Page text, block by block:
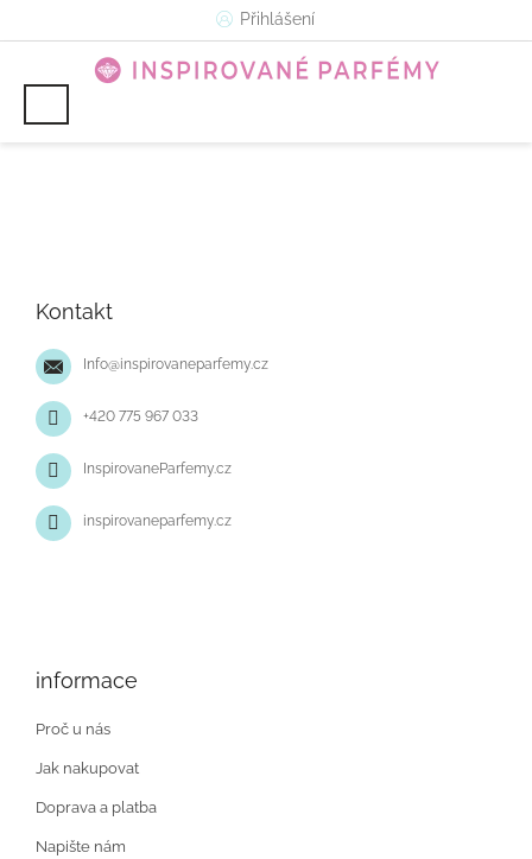
Přihlášení
Kontakt
Info@inspirovaneparfemy.cz
+420 775 967 033
InspirovaneParfemy.cz
inspirovaneparfemy.cz
informace
Proč u nás
Jak nakupovat
Doprava a platba
Napište nám